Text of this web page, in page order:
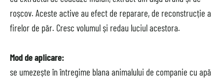
roșcov. Aceste active au efect de reparare, de reconstrucție a
firelor de păr. Cresc volumul și redau luciul acestora.
Mod de aplicare:
se umezește în întregime blana animalului de companie cu apă